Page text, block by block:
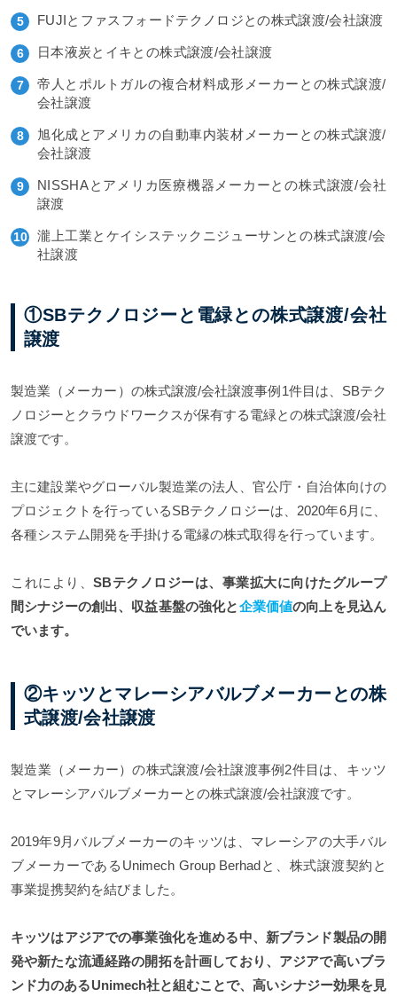
FUJIとファスフォードテクノロジとの株式譲渡/会社譲渡
日本液炭とイキとの株式譲渡/会社譲渡
帝人とポルトガルの複合材料成形メーカーとの株式譲渡/
会社譲渡
旭化成とアメリカの自動車内装材メーカーとの株式譲渡/
会社譲渡
NISSHAとアメリカ医療機器メーカーとの株式譲渡/会社
譲渡
瀧上工業とケイシステックニジューサンとの株式譲渡/会
社譲渡
①SBテクノロジーと電緑との株式譲渡/会社
譲渡
製造業（メーカー）の株式譲渡/会社譲渡事例1件目は、SBテク
ノロジーとクラウドワークスが保有する電緑との株式譲渡/会社
譲渡です。
主に建設業やグローバル製造業の法人、官公庁・自治体向けの
プロジェクトを行っているSBテクノロジーは、2020年6月に、
各種システム開発を手掛ける電縁の株式取得を行っています。
これにより、 SBテクノロジーは、事業拡大に向けたグループ
間シナジーの創出、収益基盤の強化と企業価値の向上を見込ん
でいます。
②キッツとマレーシアバルブメーカーとの株
式譲渡/会社譲渡
製造業（メーカー）の株式譲渡/会社譲渡事例2件目は、キッツ
とマレーシアバルブメーカーとの株式譲渡/会社譲渡です。
2019年9月バルブメーカーのキッツは、マレーシアの大手バル
ブメーカーであるUnimech Group Berhadと、株式譲渡契約と
事業提携契約を結びました。
キッツはアジアでの事業強化を進める中、新ブランド製品の開
発や新たな流通経路の開拓を計画しており、アジアで高いブラ
ンド力のあるUnimech社と組むことで、高いシナジー効果を見